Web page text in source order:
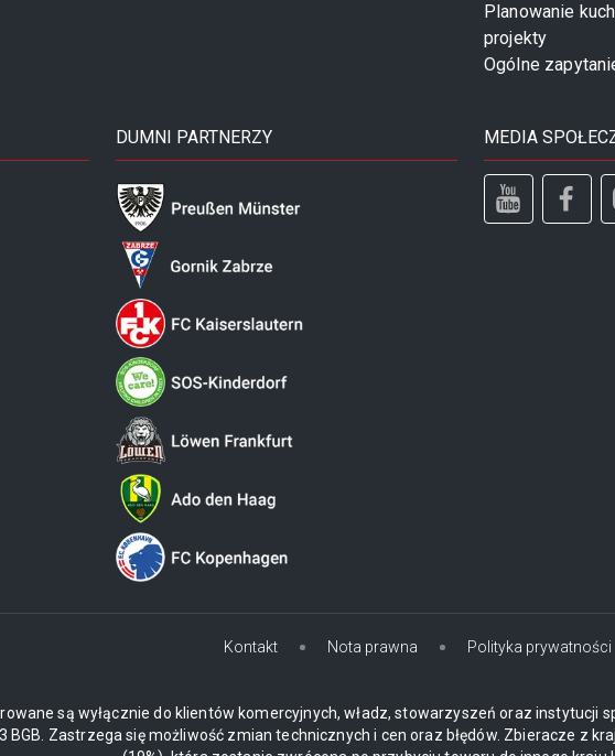
Planowanie
projekty
Ogólne
DUMNI PARTNERZY MEDIA
Kontakt Nota prawna Polityka prywatności
są wyłącznie do klientów komercyjnych, władz, stowarzyszeń oraz instytucji
Zastrzega się możliwość zmian technicznych i cen oraz błędów. Zbieracze z